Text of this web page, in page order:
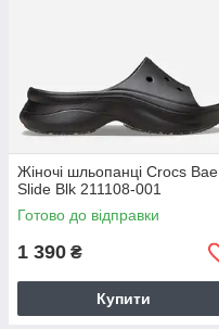
Жіночі шльопанці Crocs Bae
Slide Blk 211108-001
Готово до відправки
1 390 ₴
Купити